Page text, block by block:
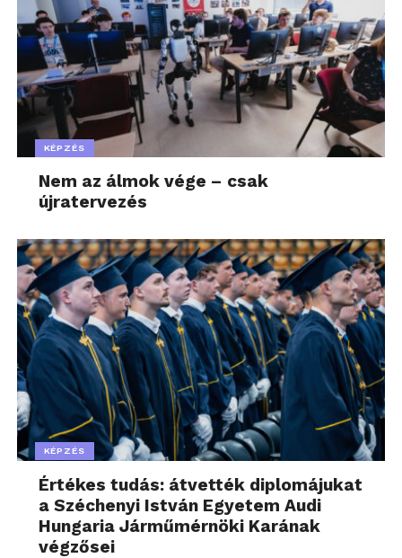
KÉPZÉS
Nem az álmok vége – csak
újratervezés
KÉPZÉS
Értékes tudás: átvették diplomájukat
a Széchenyi István Egyetem Audi
Hungaria Járműmérnöki Karának
végzősei